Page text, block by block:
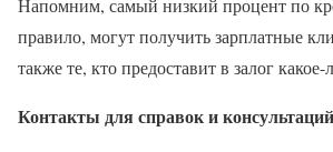
Напомним, самый низкий процент по
правило, могут получить зарплатные
также те, кто предоставит в залог
Контакты для справок и консультаций